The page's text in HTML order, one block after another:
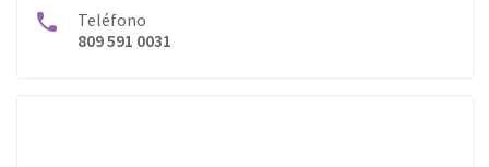
Teléfono
809 591 0031